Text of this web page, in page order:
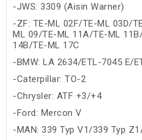
-JWS: 3309 (Aisin Warner)
-ZF: TE-ML 02F/TE-ML 03D/
ML 09/TE-ML 11A/TE-ML
14B/TE-ML 17C
-BMW: LA 2634/ETL-7045 E/
-Caterpillar: TO-2
-Chrysler: ATF +3/+4
-Ford: Mercon V
-MAN: 339 Typ V1/339 Typ